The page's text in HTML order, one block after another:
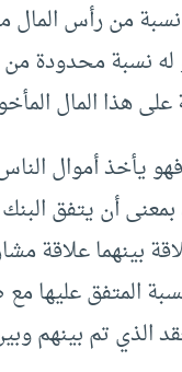
له نسبة محدودة
هذا المال
يأخذ أموال
بينهما علاقة
المتفق عليها
الذي تم بينهم